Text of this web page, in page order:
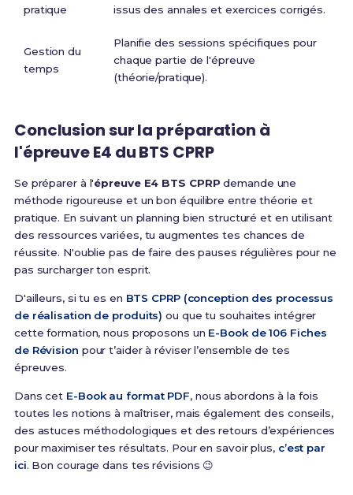
pratique
issus des annales et exercices corrigés.
Gestion du
temps
Planifie des sessions spécifiques pour
chaque partie de l'épreuve
(théorie/pratique).
Conclusion sur la préparation à
l'épreuve E4 du BTS CPRP
Se préparer à l'épreuve E4 BTS CPRP demande une
méthode rigoureuse et un bon équilibre entre théorie et
pratique. En suivant un planning bien structuré et en utilisant
des ressources variées, tu augmentes tes chances de
réussite. N'oublie pas de faire des pauses régulières pour ne
pas surcharger ton esprit.
D'ailleurs, si tu es en BTS CPRP (conception des processus
de réalisation de produits) ou que tu souhaites intégrer
cette formation, nous proposons un E-Book de 106 Fiches
de Révision pour t’aider à réviser l’ensemble de tes
épreuves.
Dans cet E-Book au format PDF, nous abordons à la fois
toutes les notions à maîtriser, mais également des conseils,
des astuces méthodologiques et des retours d’expériences
pour maximiser tes résultats. Pour en savoir plus, c’est par
ici. Bon courage dans tes révisions 😉